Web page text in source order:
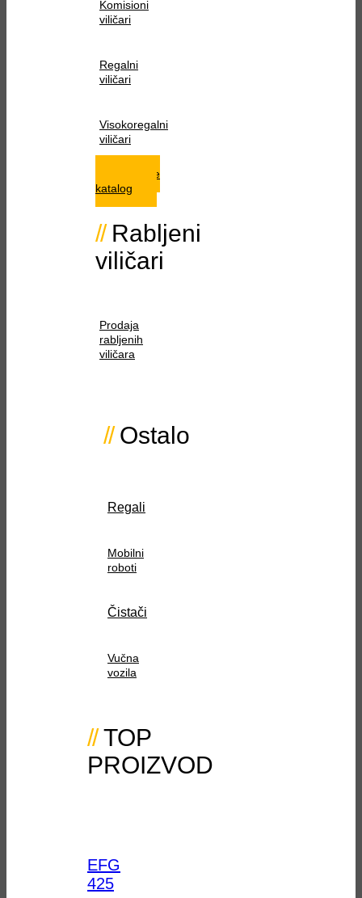
Komisioni
viličari
Regalni
viličari
Visokoregalni
viličari
Istražite
katalog
Rabljeni
viličari
Prodaja
rabljenih
viličara
Ostalo
Regali
Mobilni
roboti
Čistači
Vučna
vozila
TOP
PROIZVOD
EFG
425